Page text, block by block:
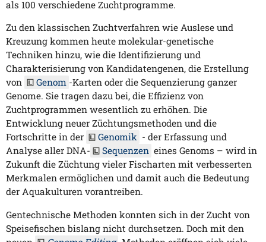
als 100 verschiedene Zuchtprogramme.
Zu den klassischen Zuchtverfahren wie Auslese und
Kreuzung kommen heute molekular-genetische
Techniken hinzu, wie die Identifizierung und
Charakterisierung von Kandidatengenen, die Erstellung
von
Genom -Karten oder die Sequenzierung ganzer
Genome. Sie tragen dazu bei, die Effizienz von
Zuchtprogrammen wesentlich zu erhöhen. Die
Entwicklung neuer Züchtungsmethoden und die
Fortschritte in der
Genomik - der Erfassung und
Analyse aller DNA-
Sequenzen eines Genoms – wird in
Zukunft die Züchtung vieler Fischarten mit verbesserten
Merkmalen ermöglichen und damit auch die Bedeutung
der Aquakulturen vorantreiben.
Gentechnische Methoden konnten sich in der Zucht von
Speisefischen bislang nicht durchsetzen. Doch mit den